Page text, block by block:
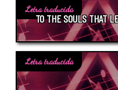
Letra traducida
TO THE SOULS THAT
Letra traducida